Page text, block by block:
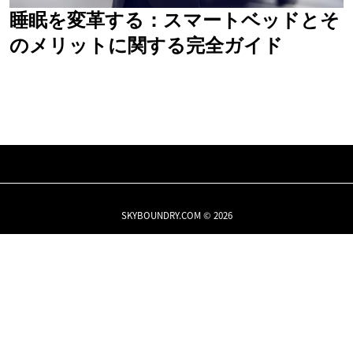
睡眠を変革する：スマートベッドとそ
のメリットに関する完全ガイド
SKYBOUNDRY.COM © 2026